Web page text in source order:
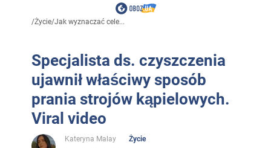
/Życie/Jak wyznaczać cele...
Specjalista ds. czyszczenia
ujawnił właściwy sposób
prania strojów kąpielowych.
Viral video
Kateryna Malay
Życie